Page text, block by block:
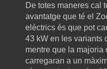
De totes maneres cal
avantatge que té el
elèctrics és que pot
43 kW en les variants
mentre que la majoria
carregaran a un